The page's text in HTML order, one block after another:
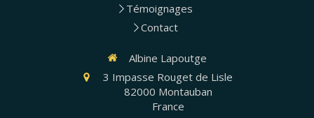
Témoignages
Contact
Albine Lapoutge
3 Impasse Rouget de Lisle
82000 Montauban
France